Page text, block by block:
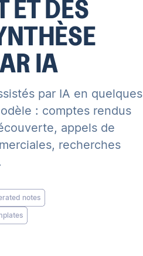
ET DES
IA
par IA en quelques
: comptes rendus
appels de
recherches
notes